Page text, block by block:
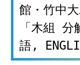
館・竹中
「木組
語,